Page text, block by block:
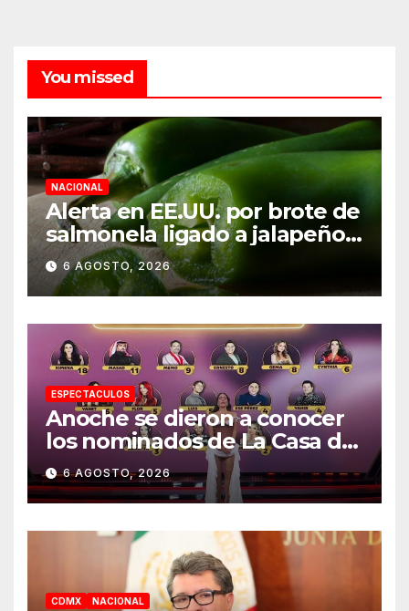
You missed
NACIONAL
Alerta en EE.UU. por brote de
salmonela ligado a jalapeños
mexicanos; reportan 345
casos
6 AGOSTO, 2026
ESPECTACULOS
Anoche se dieron a conocer
los nominados de La Casa de
los Famosos México 2026 en
la segunda semana
6 AGOSTO, 2026
CDMX NACIONAL